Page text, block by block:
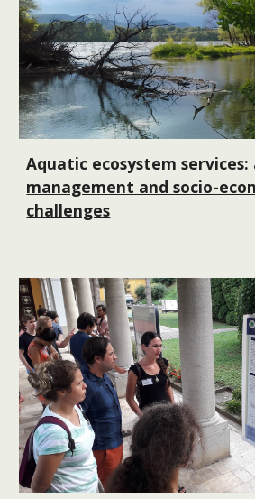
Aquatic ecosystem services:
management and socio-
challenges